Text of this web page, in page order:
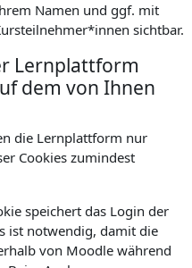
Namen und ggf. mit
sichtbar.
Lernplattform
dem von Ihnen
die Lernplattform nur
Cookies zumindest
speichert das Login der
ist notwendig, damit die
von Moodle während